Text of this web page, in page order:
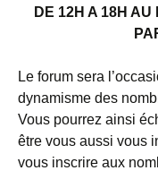
DE 12H A 18H
Le forum sera
dynamisme des
Vous pourrez ainsi
être vous aussi vous
vous inscrire aux